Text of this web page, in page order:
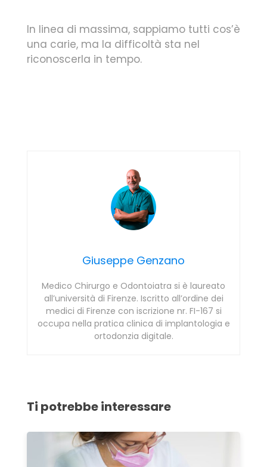
In linea di massima, sappiamo tutti cos’è
una carie, ma la difficoltà sta nel
riconoscerla in tempo.
Giuseppe Genzano
Medico Chirurgo e Odontoiatra si è laureato
all’università di Firenze. Iscritto all’ordine dei
medici di Firenze con iscrizione nr. FI-167 si
occupa nella pratica clinica di implantologia e
ortodonzia digitale.
Ti potrebbe interessare